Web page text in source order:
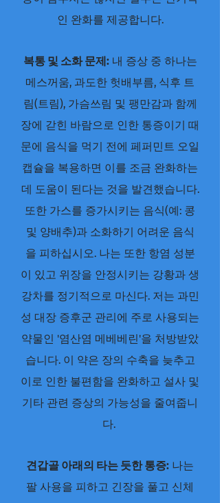
인 완화를 제공합니다.
복통 및 소화 문제:내 증상 중 하나는
메스꺼움, 과도한 헛배부름, 식후 트
림(트림), 가슴쓰림 및 팽만감과 함께
장에 갇힌 바람으로 인한 통증이기 때
문에 음식을 먹기 전에 페퍼민트 오일
캡슐을 복용하면 이를 조금 완화하는
데 도움이 된다는 것을 발견했습니다.
또한 가스를 증가시키는 음식(예: 콩
및 양배추)과 소화하기 어려운 음식
을 피하십시오. 나는 또한 항염 성분
이 있고 위장을 안정시키는 강황과 생
강차를 정기적으로 마신다. 저는 과민
성 대장 증후군 관리에 주로 사용되는
약물인 '염산염 메베베린'을 처방받았
습니다. 이 약은 장의 수축을 늦추고
이로 인한 불편함을 완화하고 설사 및
기타 관련 증상의 가능성을 줄여줍니
다.
견갑골 아래의 타는 듯한 통증: 나는
팔 사용을 피하고 긴장을 풀고 신체